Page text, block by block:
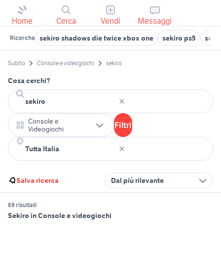
Home Cerca Vendi Messaggi
Ricerche sekiro shadows die twice xbox one sekiro ps5
Subito Console e videogiochi sekiro
Cosa cerchi?
Console e
Videogiochi
Filtri
Salva ricerca Dal più rilevante
69 risultati
Sekiro in Console e videogiochi